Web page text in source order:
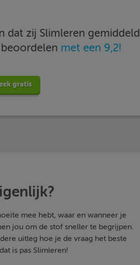
dat zij Slimleren gemiddeld
beoordelen met een 9,2!
gratis
mee hebt, waar en wanneer je
jou om de stof sneller te begrijpen.
uitleg hoe je de vraag het beste
is pas Slimleren!